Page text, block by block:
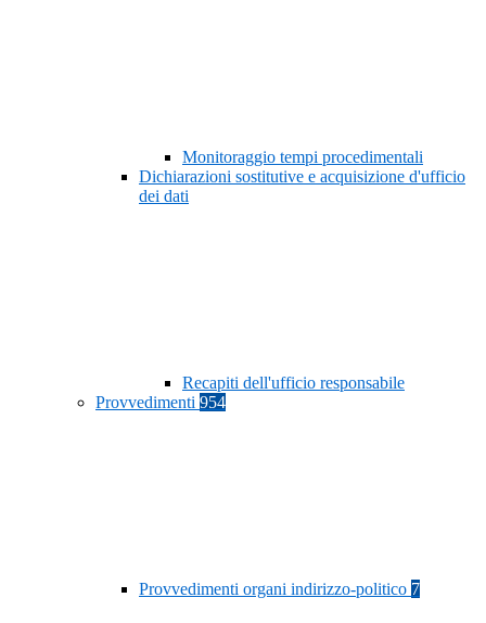
Monitoraggio tempi procedimentali
Dichiarazioni sostitutive e acquisizione d'ufficio
dei dati
Recapiti dell'ufficio responsabile
Provvedimenti 954
Provvedimenti organi indirizzo-politico 7